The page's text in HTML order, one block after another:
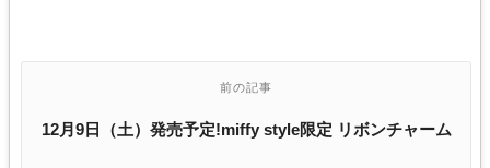
前の記事
12月9日（土）発売予定!miffy style限定 リボンチャーム